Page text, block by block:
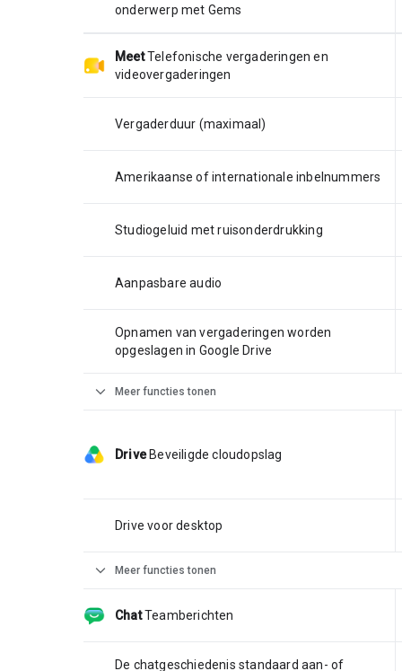
onderwerp met Gems
Meet Telefonische vergaderingen en
videovergaderingen
Vergaderduur (maximaal)
Amerikaanse of internationale inbelnummers
Studiogeluid met ruisonderdrukking
Aanpasbare audio
Opnamen van vergaderingen worden
opgeslagen in Google Drive
expand_more Meer functies tonen
Drive Beveiligde cloudopslag
Drive voor desktop
expand_more Meer functies tonen
Chat Teamberichten
De chatgeschiedenis standaard aan- of